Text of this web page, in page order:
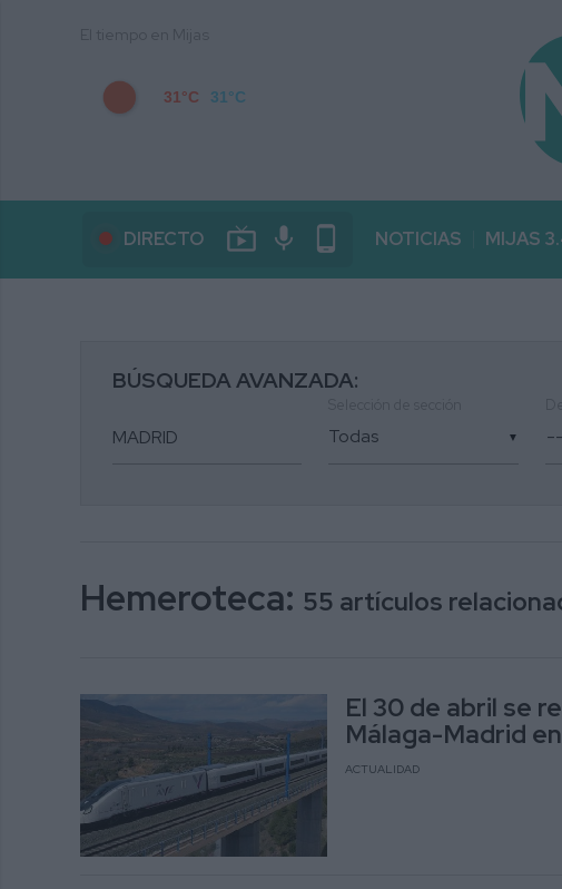
31°C 31°C
DIRECTO live_tv mic phone_android NOTICIAS MIJAS
BÚSQUEDA AVANZADA:
▼
Hemeroteca: 55 artículos
El 30 de abril se
Málaga-Madrid
ACTUALIDAD